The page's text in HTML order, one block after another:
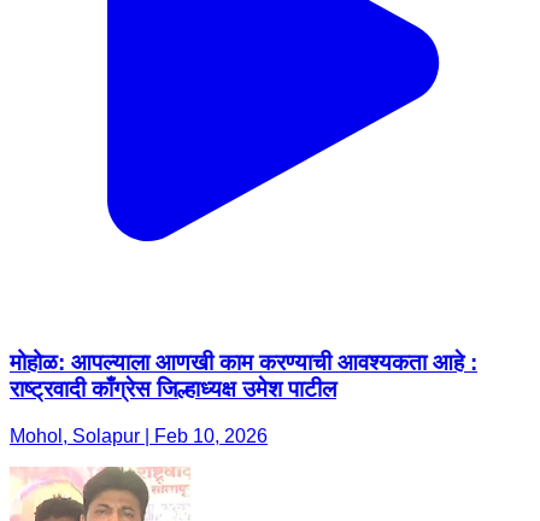
मोहोळ: आपल्याला आणखी काम करण्याची आवश्यकता आहे :
राष्ट्रवादी काँग्रेस जिल्हाध्यक्ष उमेश पाटील
Mohol, Solapur | Feb 10, 2026